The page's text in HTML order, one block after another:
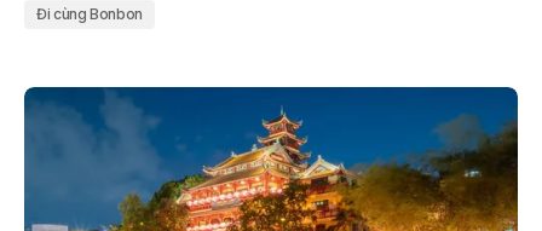
Đi cùng Bonbon